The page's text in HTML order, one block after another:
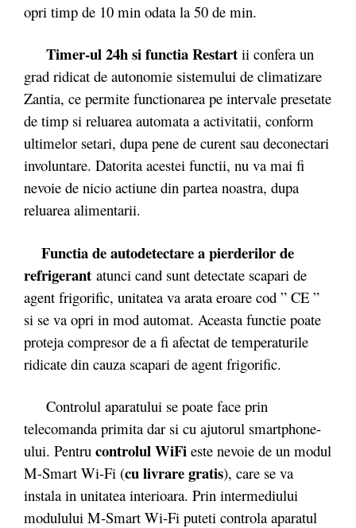
opri timp de 10 min odata la 50 de min.
Timer-ul 24h si functia Restart ii confera un
grad ridicat de autonomie sistemului de climatizare
Zantia, ce permite functionarea pe intervale presetate
de timp si reluarea automata a activitatii, conform
ultimelor setari, dupa pene de curent sau deconectari
involuntare. Datorita acestei functii, nu va mai fi
nevoie de nicio actiune din partea noastra, dupa
reluarea alimentarii.
Functia de autodetectare a pierderilor de
refrigerant atunci cand sunt detectate scapari de
agent frigorific, unitatea va arata eroare cod ” CE ”
si se va opri in mod automat. Aceasta functie poate
proteja compresor de a fi afectat de temperaturile
ridicate din cauza scapari de agent frigorific.
Controlul aparatului se poate face prin
telecomanda primita dar si cu ajutorul smartphone-
ului. Pentru controlul WiFi este nevoie de un modul
M-Smart Wi-Fi (cu livrare gratis), care se va
instala in unitatea interioara. Prin intermediului
modulului M-Smart Wi-Fi puteti controla aparatul